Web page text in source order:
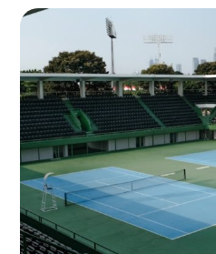
UNE
CONSTRUCTION
COURT
DE
TENNIS
BETON
POREUX
MOUGINS